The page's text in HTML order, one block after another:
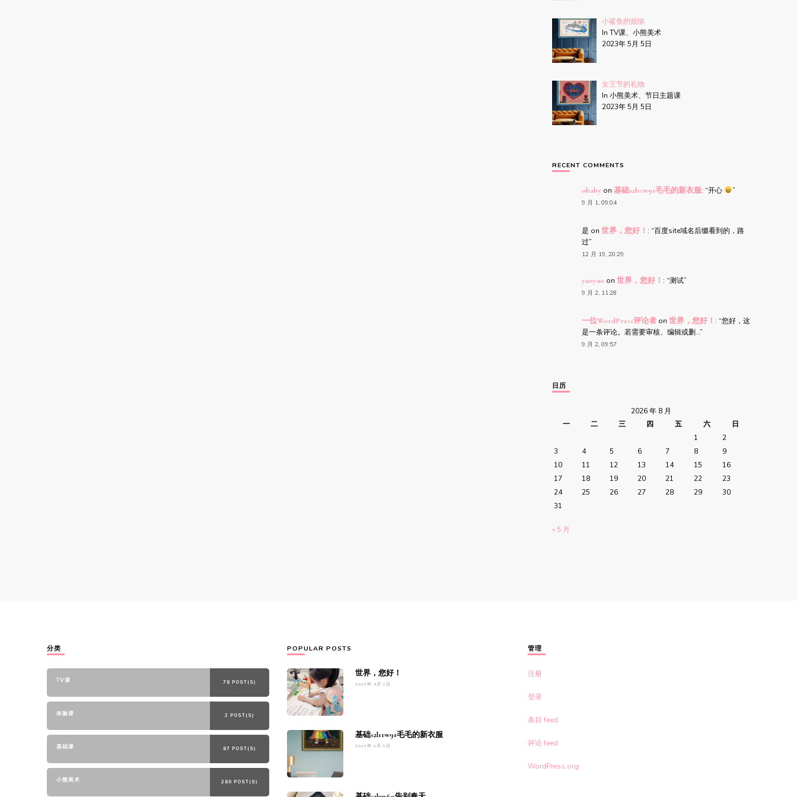
小鲨鱼的烦恼
In TV课、小熊美术
2023年 5月 5日
女王节的礼物
In 小熊美术、节日主题课
2023年 5月 5日
RECENT COMMENTS
obabyon 基础s2l11w91毛毛的新衣服: “开心 ”
9 月 1, 09:04
是 on 世界，您好！ : “百度site域名后缀看到的，路
过”
12 月 19, 20:29
yaoyao on 世界，您好！ : “测试”
9 月 2, 11:28
一位WordPress评论者on 世界，您好！ : “您好，这
是一条评论。若需要审核、编辑或删…”
9 月 2, 09:57
日历
2026 年 8 月
一
二 三 四 五 六
日
1
2
3
4 5 6 7 8
9
10
11 12 13 14 15
16
17
18 19 20 21 22
23
24
25 26 27 28 29
30
31
« 5 月
分类
TV课 78 POST(S)
体验课 2 POST(S)
基础课 87 POST(S)
小熊美术 280 POST(S)
POPULAR POSTS
世界，您好！
2022年 9月 2日
基础s2l11w91毛毛的新衣服
2023年 5月 5日
管理
注册
登录
条目 feed
评论 feed
WordPress.org